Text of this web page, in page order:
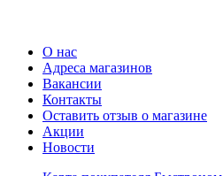
О нас
Адреса магазинов
Вакансии
Контакты
Оставить отзыв о магазине
Акции
Новости